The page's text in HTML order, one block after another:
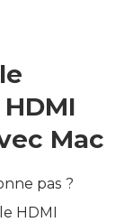
Mac
pas ?
HDMI